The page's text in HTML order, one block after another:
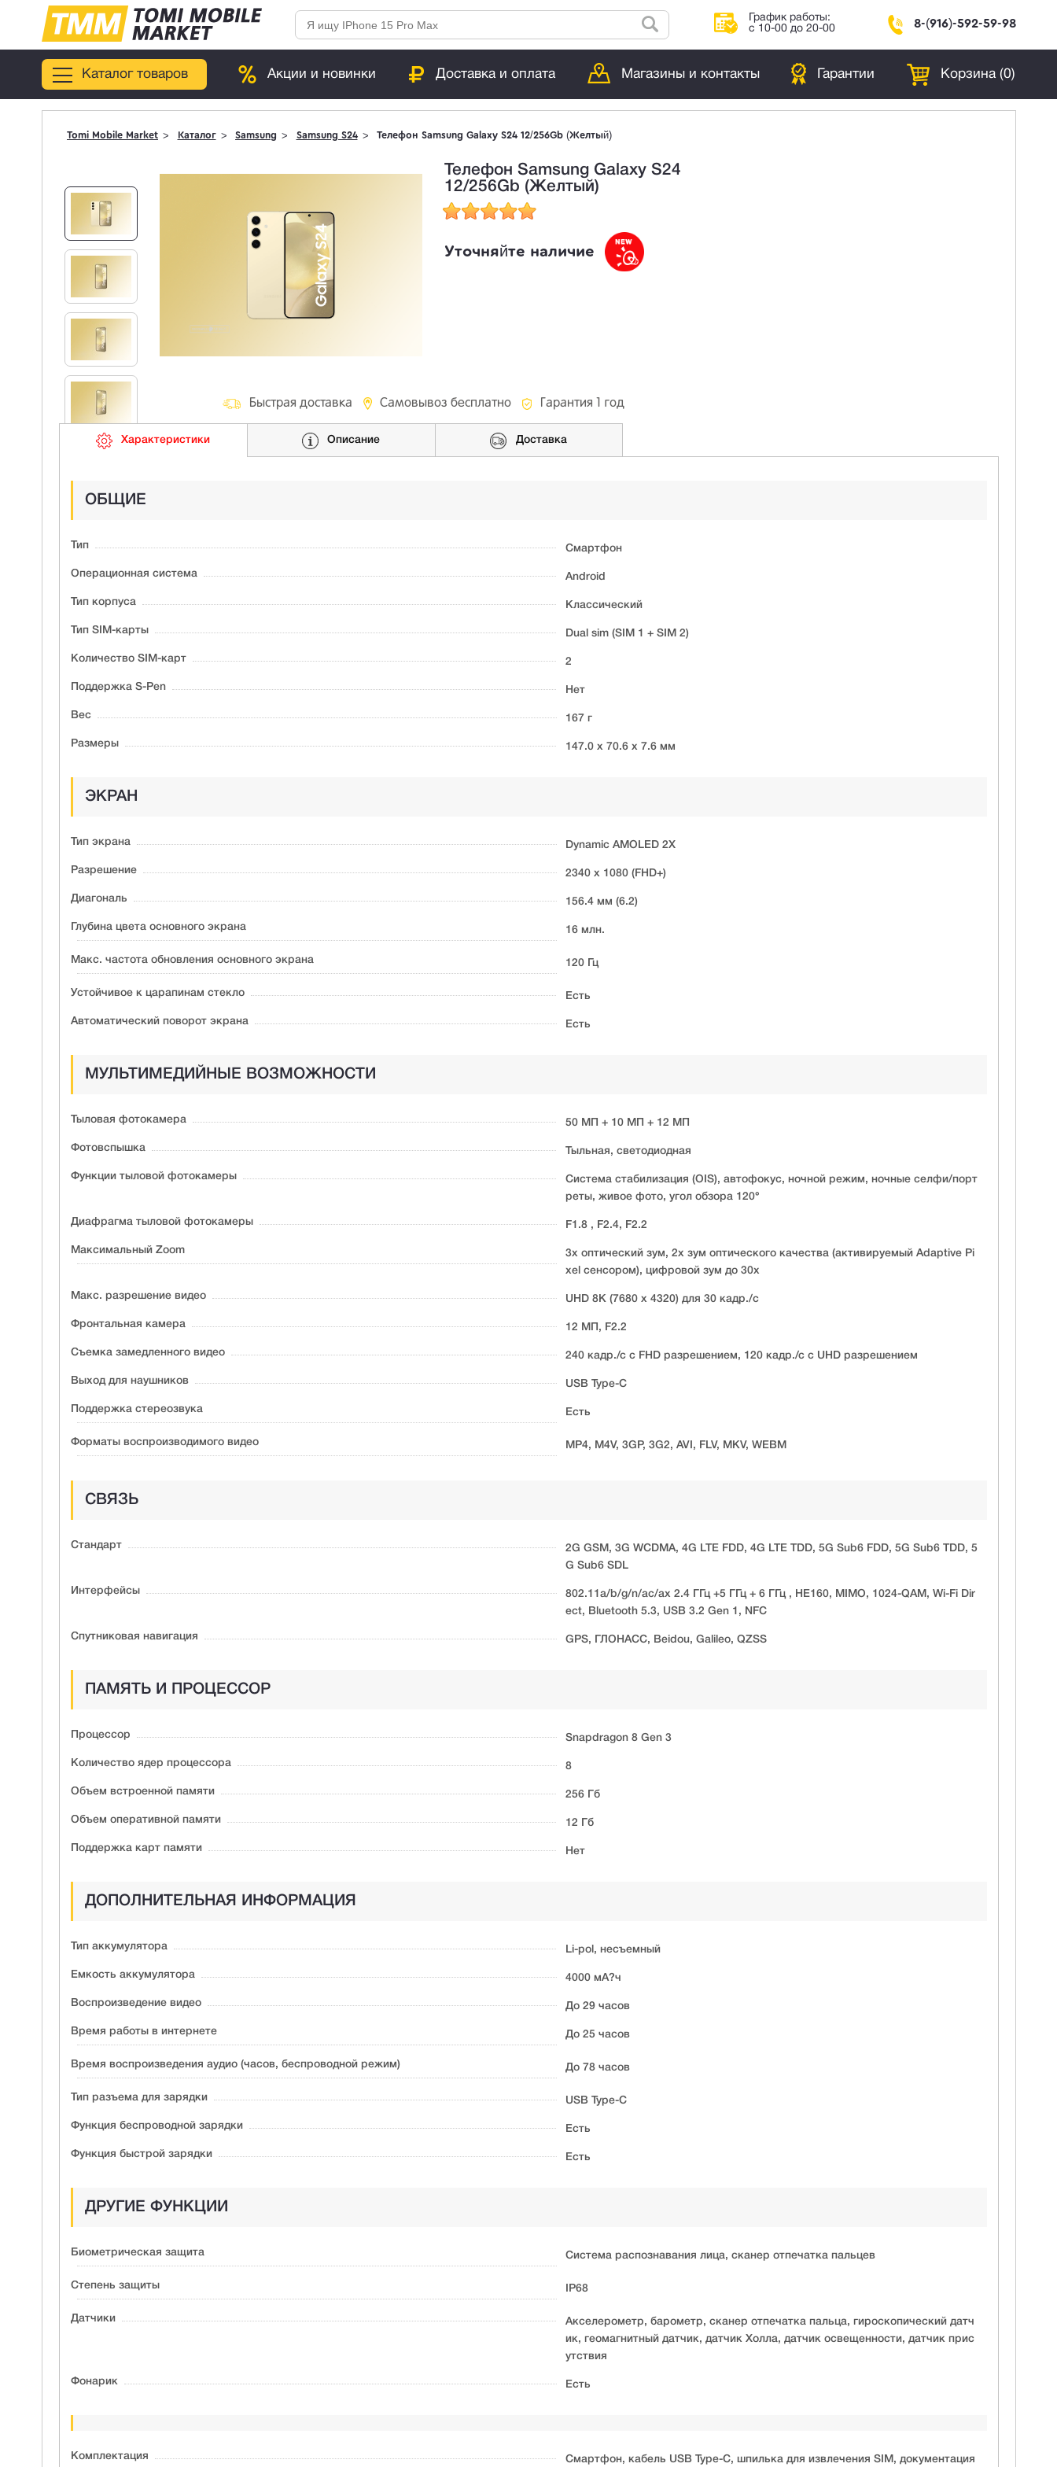
График работы:
с 10-00 до 20-00
8-(916)-592-59-98
Каталог товаров Акции и новинки Доставка и оплата Магазины и контакты Гарантии Корзина (0)
Tomi Mobile Market Каталог Samsung Samsung S24 Телефон Samsung Galaxy S24 12/256Gb (Желтый)
Телефон Samsung Galaxy S24
12/256Gb (Желтый)
Уточняйте наличие
Быстрая доставка Самовывоз бесплатно Гарантия 1 год
Характеристики Описание Доставка
ОБЩИЕ
Тип Смартфон
Операционная система Android
Тип корпуса Классический
Тип SIM-карты Dual sim (SIM 1 + SIM 2)
Количество SIM-карт 2
Поддержка S-Pen Нет
Вес 167 г
Размеры 147.0 x 70.6 x 7.6 мм
ЭКРАН
Тип экрана Dynamic AMOLED 2X
Разрешение 2340 x 1080 (FHD+)
Диагональ 156.4 мм (6.2)
Глубина цвета основного экрана 16 млн.
Макс. частота обновления основного экрана 120 Гц
Устойчивое к царапинам стекло Есть
Автоматический поворот экрана Есть
МУЛЬТИМЕДИЙНЫЕ ВОЗМОЖНОСТИ
Тыловая фотокамера 50 МП + 10 МП + 12 МП
Фотовспышка Тыльная, светодиодная
Функции тыловой фотокамеры
Система стабилизация (OIS), автофокус, ночной режим, ночные селфи/порт
реты, живое фото, угол обзора 120°
Диафрагма тыловой фотокамеры F1.8 , F2.4, F2.2
Максимальный Zoom
3х оптический зум, 2х зум оптического качества (активируемый Adaptive Pi
xel сенсором), цифровой зум до 30х
Макс. разрешение видео UHD 8K (7680 x 4320) для 30 кадр./c
Фронтальная камера 12 МП, F2.2
Съемка замедленного видео 240 кадр./с с FHD разрешением, 120 кадр./с с UHD разрешением
Выход для наушников USB Type-C
Поддержка стeреозвука Есть
Форматы воспроизводимого видео MP4, M4V, 3GP, 3G2, AVI, FLV, MKV, WEBM
СВЯЗЬ
Стандарт
2G GSM, 3G WCDMA, 4G LTE FDD, 4G LTE TDD, 5G Sub6 FDD, 5G Sub6 TDD, 5
G Sub6 SDL
Интерфейсы
802.11a/b/g/n/ac/ax 2.4 ГГц +5 ГГц + 6 ГГц , HE160, MIMO, 1024-QAM, Wi-Fi Dir
ect, Bluetooth 5.3, USB 3.2 Gen 1, NFC
Спутниковая навигация GPS, ГЛОНАСС, Beidou, Galileo, QZSS
ПАМЯТЬ И ПРОЦЕССОР
Процессор Snapdragon 8 Gen 3
Количество ядер процессора 8
Объем встроенной памяти 256 Гб
Объем оперативной памяти 12 Гб
Поддержка карт памяти Нет
ДОПОЛНИТЕЛЬНАЯ ИНФОРМАЦИЯ
Тип аккумулятора Li-pol, несъемный
Емкость аккумулятора 4000 мА?ч
Воспроизведение видео До 29 часов
Время работы в интернете До 25 часов
Время воспроизведения аудио (часов, беспроводной режим) До 78 часов
Тип разъема для зарядки USB Type-C
Функция беспроводной зарядки Есть
Функция быстрой зарядки Есть
ДРУГИЕ ФУНКЦИИ
Биометрическая защита Система распознавания лица, сканер отпечатка пальцев
Степень защиты IP68
Датчики
Акселерометр, барометр, сканер отпечатка пальца, гироскопический датч
ик, геомагнитный датчик, датчик Холла, датчик освещенности, датчик прис
утствия
Фонарик Есть
Комплектация Смартфон, кабель USB Type-C, шпилька для извлечения SIM, документация